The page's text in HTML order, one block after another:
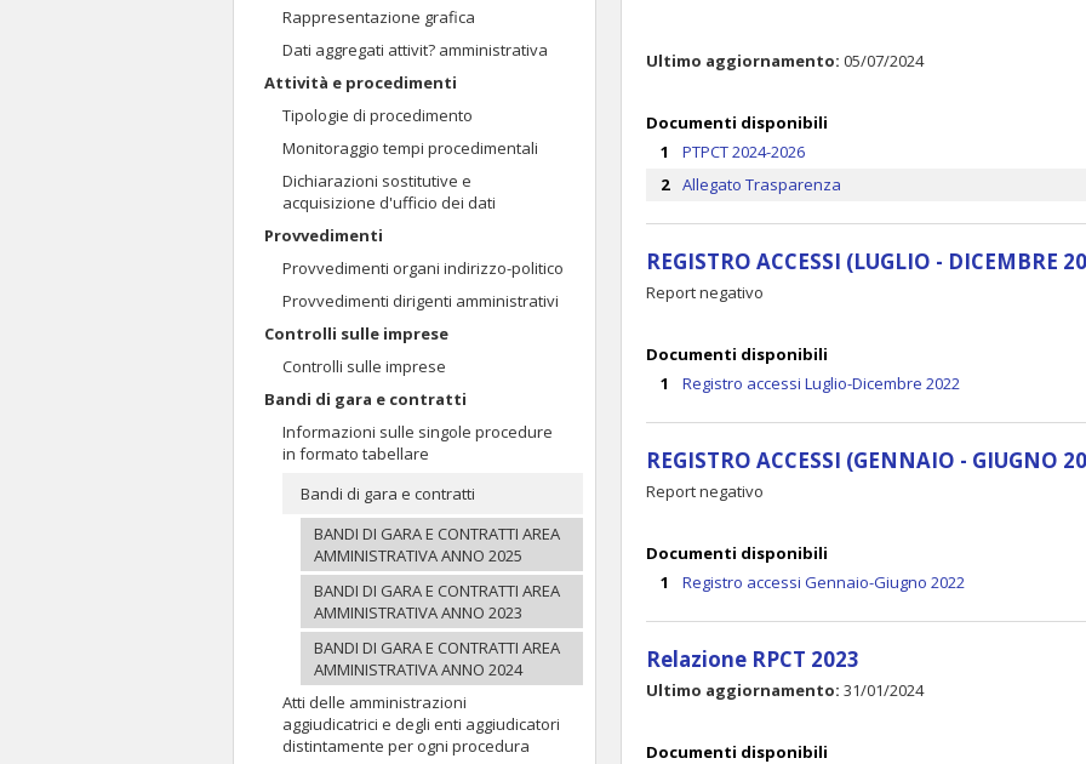
Rappresentazione grafica
Dati aggregati attivit? amministrativa
Attività e procedimenti
Tipologie di procedimento
Monitoraggio tempi procedimentali
Dichiarazioni sostitutive e
acquisizione d'ufficio dei dati
Provvedimenti
Provvedimenti organi indirizzo-politico
Provvedimenti dirigenti amministrativi
Controlli sulle imprese
Controlli sulle imprese
Bandi di gara e contratti
Informazioni sulle singole procedure
in formato tabellare
Bandi di gara e contratti
BANDI DI GARA E CONTRATTI AREA
AMMINISTRATIVA ANNO 2025
BANDI DI GARA E CONTRATTI AREA
AMMINISTRATIVA ANNO 2023
BANDI DI GARA E CONTRATTI AREA
AMMINISTRATIVA ANNO 2024
Atti delle amministrazioni
aggiudicatrici e degli enti aggiudicatori
distintamente per ogni procedura
Ultimo aggiornamento: 05/07/2024
Documenti disponibili
PTPCT 2024-2026
Allegato Trasparenza
REGISTRO ACCESSI (LUGLIO - DICEMBRE
Report negativo
Documenti disponibili
Registro accessi Luglio-Dicembre 2022
REGISTRO ACCESSI (GENNAIO - GIUGNO
Report negativo
Documenti disponibili
Registro accessi Gennaio-Giugno 2022
Relazione RPCT 2023
Ultimo aggiornamento: 31/01/2024
Documenti disponibili